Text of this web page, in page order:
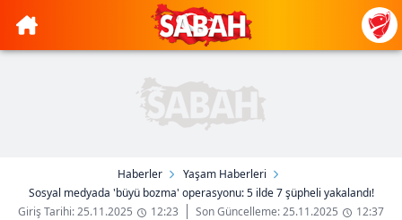
Haberler
Yaşam Haberleri
Sosyal medyada 'büyü bozma' operasyonu: 5 ilde 7 şüpheli yakalandı!
Giriş Tarihi: 25.11.2025
12:23 Son Güncelleme: 25.11.2025 12:37